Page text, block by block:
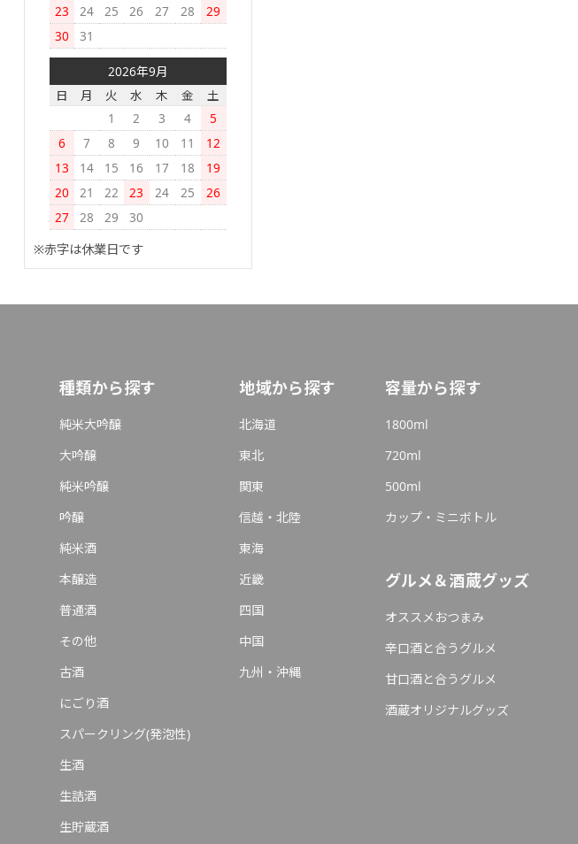
23
24 25 26 27 28
29
30
31
2026年9月
日
月 火 水 木 金
土
1
2 3 4
5
6
7 8 9 10 11
12
13
14 15 16 17 18
19
20
21 22 23 24 25
26
27
28 29
30
※赤字は休業日です
種類から探す
純米大吟醸
大吟醸
純米吟醸
吟醸
純米酒
本醸造
普通酒
その他
古酒
にごり酒
スパークリング(発泡性)
生酒
生詰酒
生貯蔵酒
地域から探す
北海道
東北
関東
信越・北陸
東海
近畿
四国
中国
九州・沖縄
容量から探す
1800ml
720ml
500ml
カップ・ミニボトル
グルメ＆酒蔵グッズ
オススメおつまみ
辛口酒と合うグルメ
甘口酒と合うグルメ
酒蔵オリジナルグッズ